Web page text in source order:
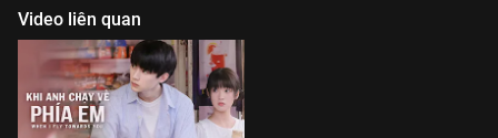
Video liên quan